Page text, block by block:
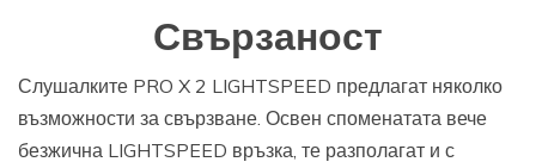
Свързаност
Слушалките PRO X 2 LIGHTSPEED предлагат няколко
възможности за свързване. Освен споменатата вече
безжична LIGHTSPEED връзка, те разполагат и с